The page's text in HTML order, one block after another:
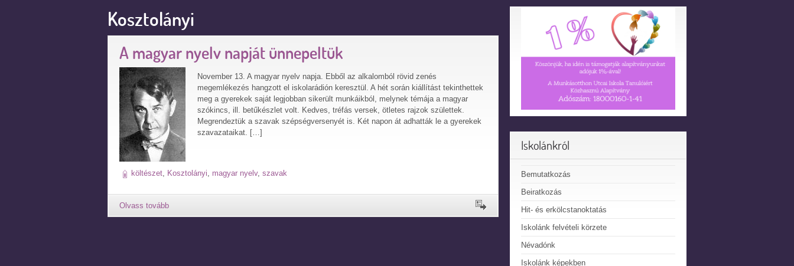
Kosztolányi
A magyar nyelv napját ünnepeltük
November 13. A magyar nyelv napja. Ebből az alkalomból rövid zenés
megemlékezés hangzott el iskolarádión keresztül. A hét során kiállítást tekinthettek
meg a gyerekek saját legjobban sikerült munkáikból, melynek témája a magyar
szókincs, ill. betűkészlet volt. Kedves, tréfás versek, ötletes rajzok születtek.
Megrendeztük a szavak szépségversenyét is. Két napon át adhatták le a gyerekek
szavazataikat. […]
költészet, Kosztolányi, magyar nyelv, szavak
Iskolánkról
Bemutatkozás
Beiratkozás
Hit- és erkölcstanoktatás
Iskolánk felvételi körzete
Névadónk
Iskolánk képekben